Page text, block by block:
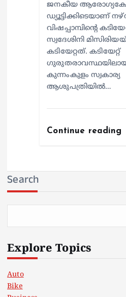
ജനകീയ
ഡ്യൂട്ടിക്കിടെയാണ്
വിഷപ്പാമ്പിന്റെ
സ്വദേശിനി
കടിയേറ്റത്. കടിയേറ്റ്
കുന്നംകുളം സ്വകാര്യ
ആശുപത്രിയില്‍…
Continue reading
Search
Explore Topics
Auto
Bike